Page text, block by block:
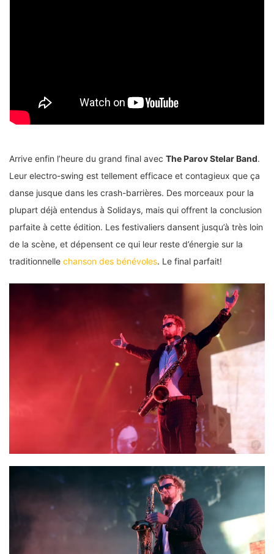
Arrive enfin l’heure du grand final avec The Parov Stelar Band.
Leur electro-swing est tellement efficace et contagieux que ça
danse jusque dans les crash-barrières. Des morceaux pour la
plupart déjà entendus à Solidays, mais qui offrent la conclusion
parfaite à cette édition. Les festivaliers dansent jusqu’à très loin
de la scène, et dépensent ce qui leur reste d’énergie sur la
traditionnelle chanson des bénévoles. Le final parfait!